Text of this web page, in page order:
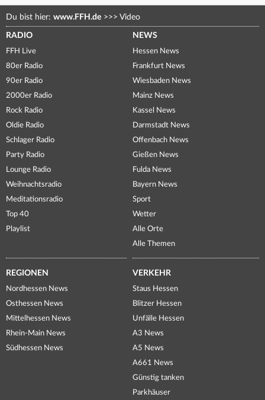
Du bist hier: www.FFH.de >>> Video
RADIO
FFH Live
80er Radio
90er Radio
2000er Radio
Rock Radio
Oldie Radio
Schlager Radio
Party Radio
Lounge Radio
Weihnachtsradio
Meditationsradio
Top 40
Playlist
NEWS
Hessen News
Frankfurt News
Wiesbaden News
Mainz News
Kassel News
Darmstadt News
Offenbach News
Gießen News
Fulda News
Bayern News
Sport
Wetter
Alle Orte
Alle Themen
REGIONEN
Nordhessen News
Osthessen News
Mittelhessen News
Rhein-Main News
Südhessen News
VERKEHR
Staus Hessen
Blitzer Hessen
Unfälle Hessen
A3 News
A5 News
A661 News
Günstig tanken
Parkhäuser